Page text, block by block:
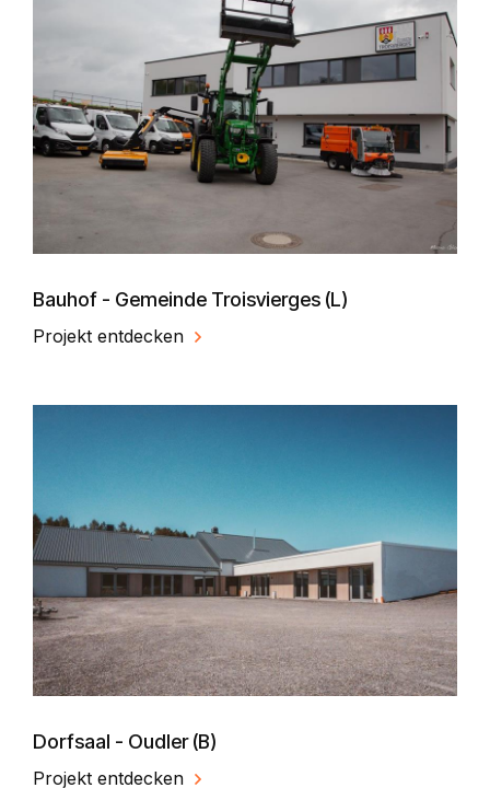
Bauhof - Gemeinde Troisvierges (L)
Projekt entdecken
Dorfsaal - Oudler (B)
Projekt entdecken